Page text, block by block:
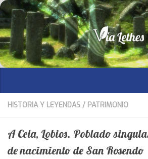
Saltar al contenido
HISTORIA Y LEYENDAS / PATRIMONIO
A Cela, Lobios. Poblado
de nacimiento de San Rosendo